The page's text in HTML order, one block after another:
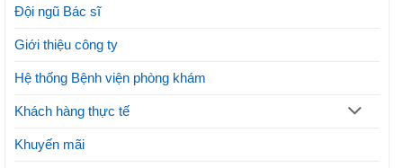
mỹ
Đội ngũ Bác sĩ
Giới thiệu công ty
Hệ thống Bệnh viện phòng khám
Khách hàng thực tế
Khuyến mãi